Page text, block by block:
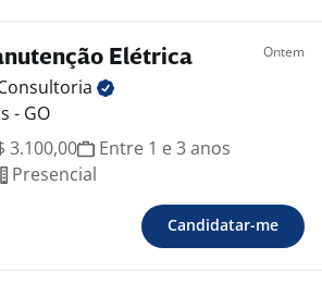
Elétrica Ontem
- GO
3.100,00
Entre 1 e 3 anos
Presencial
Candidatar-me